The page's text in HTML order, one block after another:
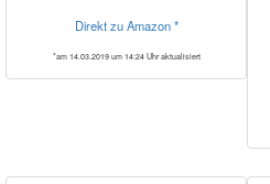
Direkt zu Amazon *
*am 14.03.2019 um 14:24 Uhr aktualisiert